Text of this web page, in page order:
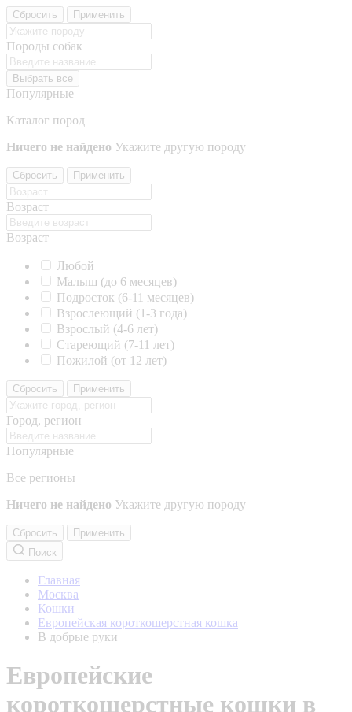
Сбросить Применить
Породы собак
Выбрать все
Популярные
Каталог пород
Ничего не найдено Укажите другую породу
Сбросить Применить
Возраст
Возраст
Любой
Малыш (до 6 месяцев)
Подросток (6-11 месяцев)
Взрослеющий (1-3 года)
Взрослый (4-6 лет)
Стареющий (7-11 лет)
Пожилой (от 12 лет)
Сбросить Применить
Город, регион
Популярные
Все регионы
Ничего не найдено Укажите другую породу
Сбросить
Применить
Поиск
Главная
Москва
Кошки
Европейская короткошерстная кошка
В добрые руки
Европейские
короткошерстные кошки в